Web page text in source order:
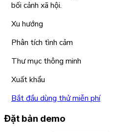
bối cảnh xã hội.
Xu hướng
Phân tích tình cảm
Thư mục thông minh
Xuất khẩu
Bắt đầu dùng thử miễn phí
Đặt bản demo